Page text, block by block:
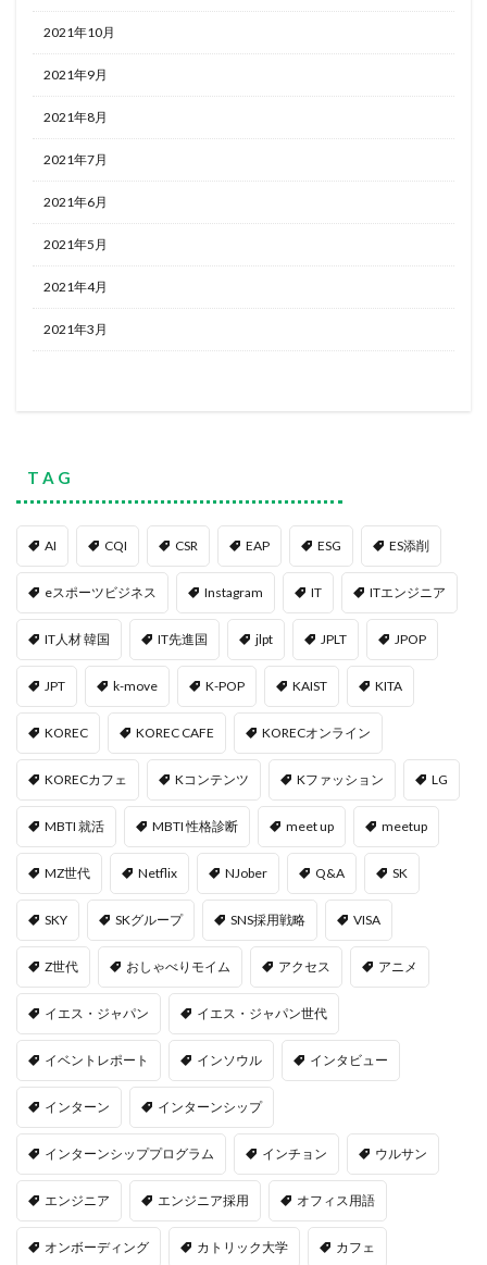
2021年10月
2021年9月
2021年8月
2021年7月
2021年6月
2021年5月
2021年4月
2021年3月
T A G
AI CQI CSR EAP ESG ES添削
eスポーツビジネス Instagram IT ITエンジニア
IT人材 韓国 IT先進国 jlpt JPLT JPOP
JPT k-move K-POP KAIST KITA
KOREC KOREC CAFE KORECオンライン
KORECカフェ Kコンテンツ Kファッション LG
MBTI 就活 MBTI 性格診断 meet up meetup
MZ世代 Netflix NJober Q&A SK
SKY SKグループ SNS採用戦略 VISA
Z世代 おしゃべりモイム アクセス アニメ
イエス・ジャパン イエス・ジャパン世代
イベントレポート インソウル インタビュー
インターン インターンシップ
インターンシッププログラム インチョン ウルサン
エンジニア エンジニア採用 オフィス用語
オンボーディング カトリック大学 カフェ